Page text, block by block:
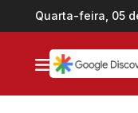
Ir direto pro conteúdo
Quarta-feira, 05